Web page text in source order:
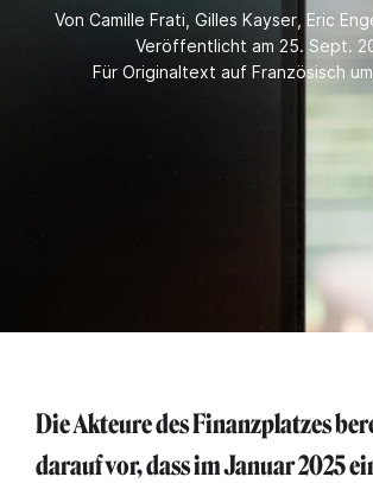
Von Camille Frati Gilles Kayser Eric
Veröffentlicht am 25. Sept.
Für Originaltext auf Französisch
Die Akteure des Finanzplatzes
darauf vor, dass im Januar 2025